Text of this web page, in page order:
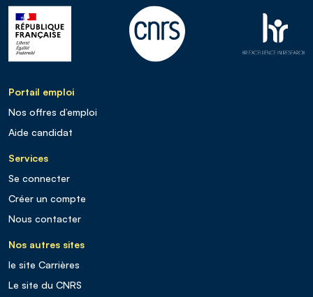
Portail emploi
Nos offres d’emploi
Aide candidat
Services
Se connecter
Créer un compte
Nous contacter
Nos autres sites
le site Carrières
Le site du CNRS